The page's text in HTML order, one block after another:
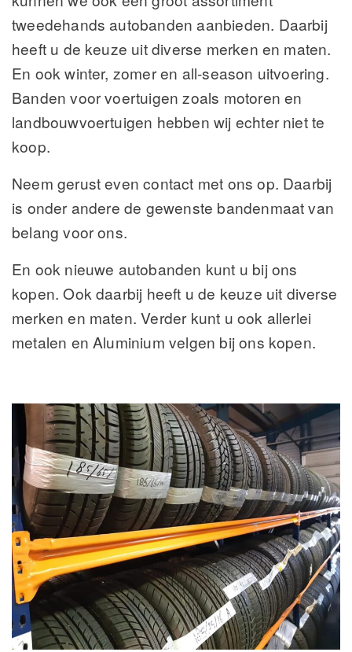
tweedehands autobanden aanbieden. Daarbij
heeft u de keuze uit diverse merken en maten.
En ook winter, zomer en all-season uitvoering.
Banden voor voertuigen zoals motoren en
landbouwvoertuigen hebben wij echter niet te
koop.
Neem gerust even contact met ons op. Daarbij
is onder andere de gewenste bandenmaat van
belang voor ons.
En ook nieuwe autobanden kunt u bij ons
kopen. Ook daarbij heeft u de keuze uit diverse
merken en maten. Verder kunt u ook allerlei
metalen en Aluminium velgen bij ons kopen.